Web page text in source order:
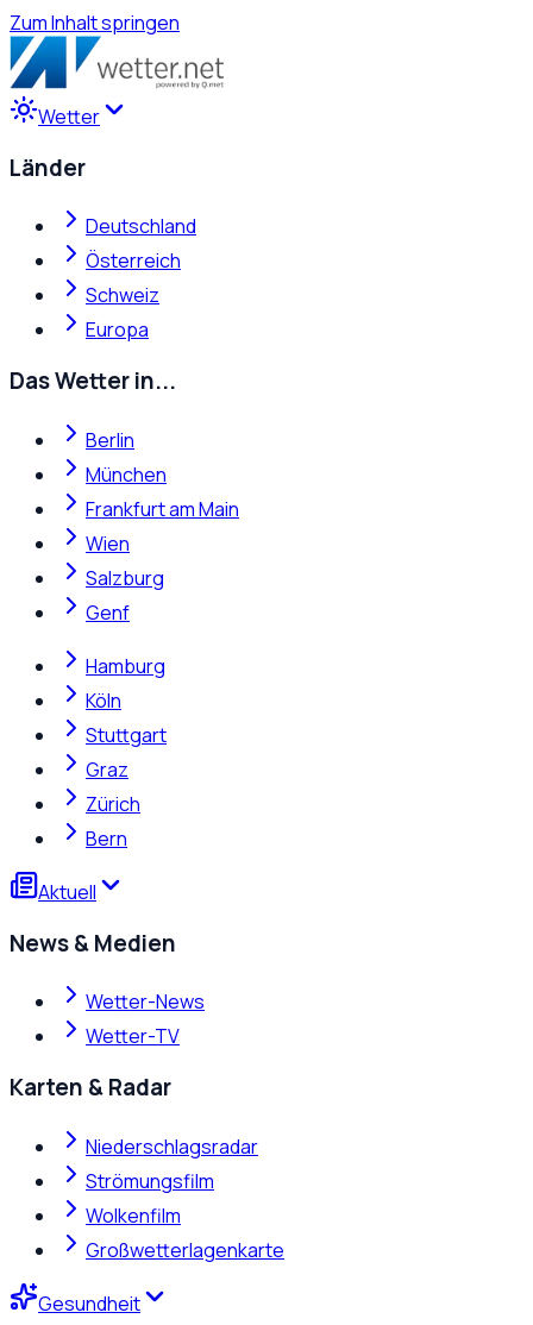
Zum Inhalt springen
Wetter
Länder
Deutschland
Österreich
Schweiz
Europa
Das Wetter in...
Berlin
München
Frankfurt am Main
Wien
Salzburg
Genf
Hamburg
Köln
Stuttgart
Graz
Zürich
Bern
Aktuell
News & Medien
Wetter-News
Wetter-TV
Karten & Radar
Niederschlagsradar
Strömungsfilm
Wolkenfilm
Großwetterlagenkarte
Gesundheit